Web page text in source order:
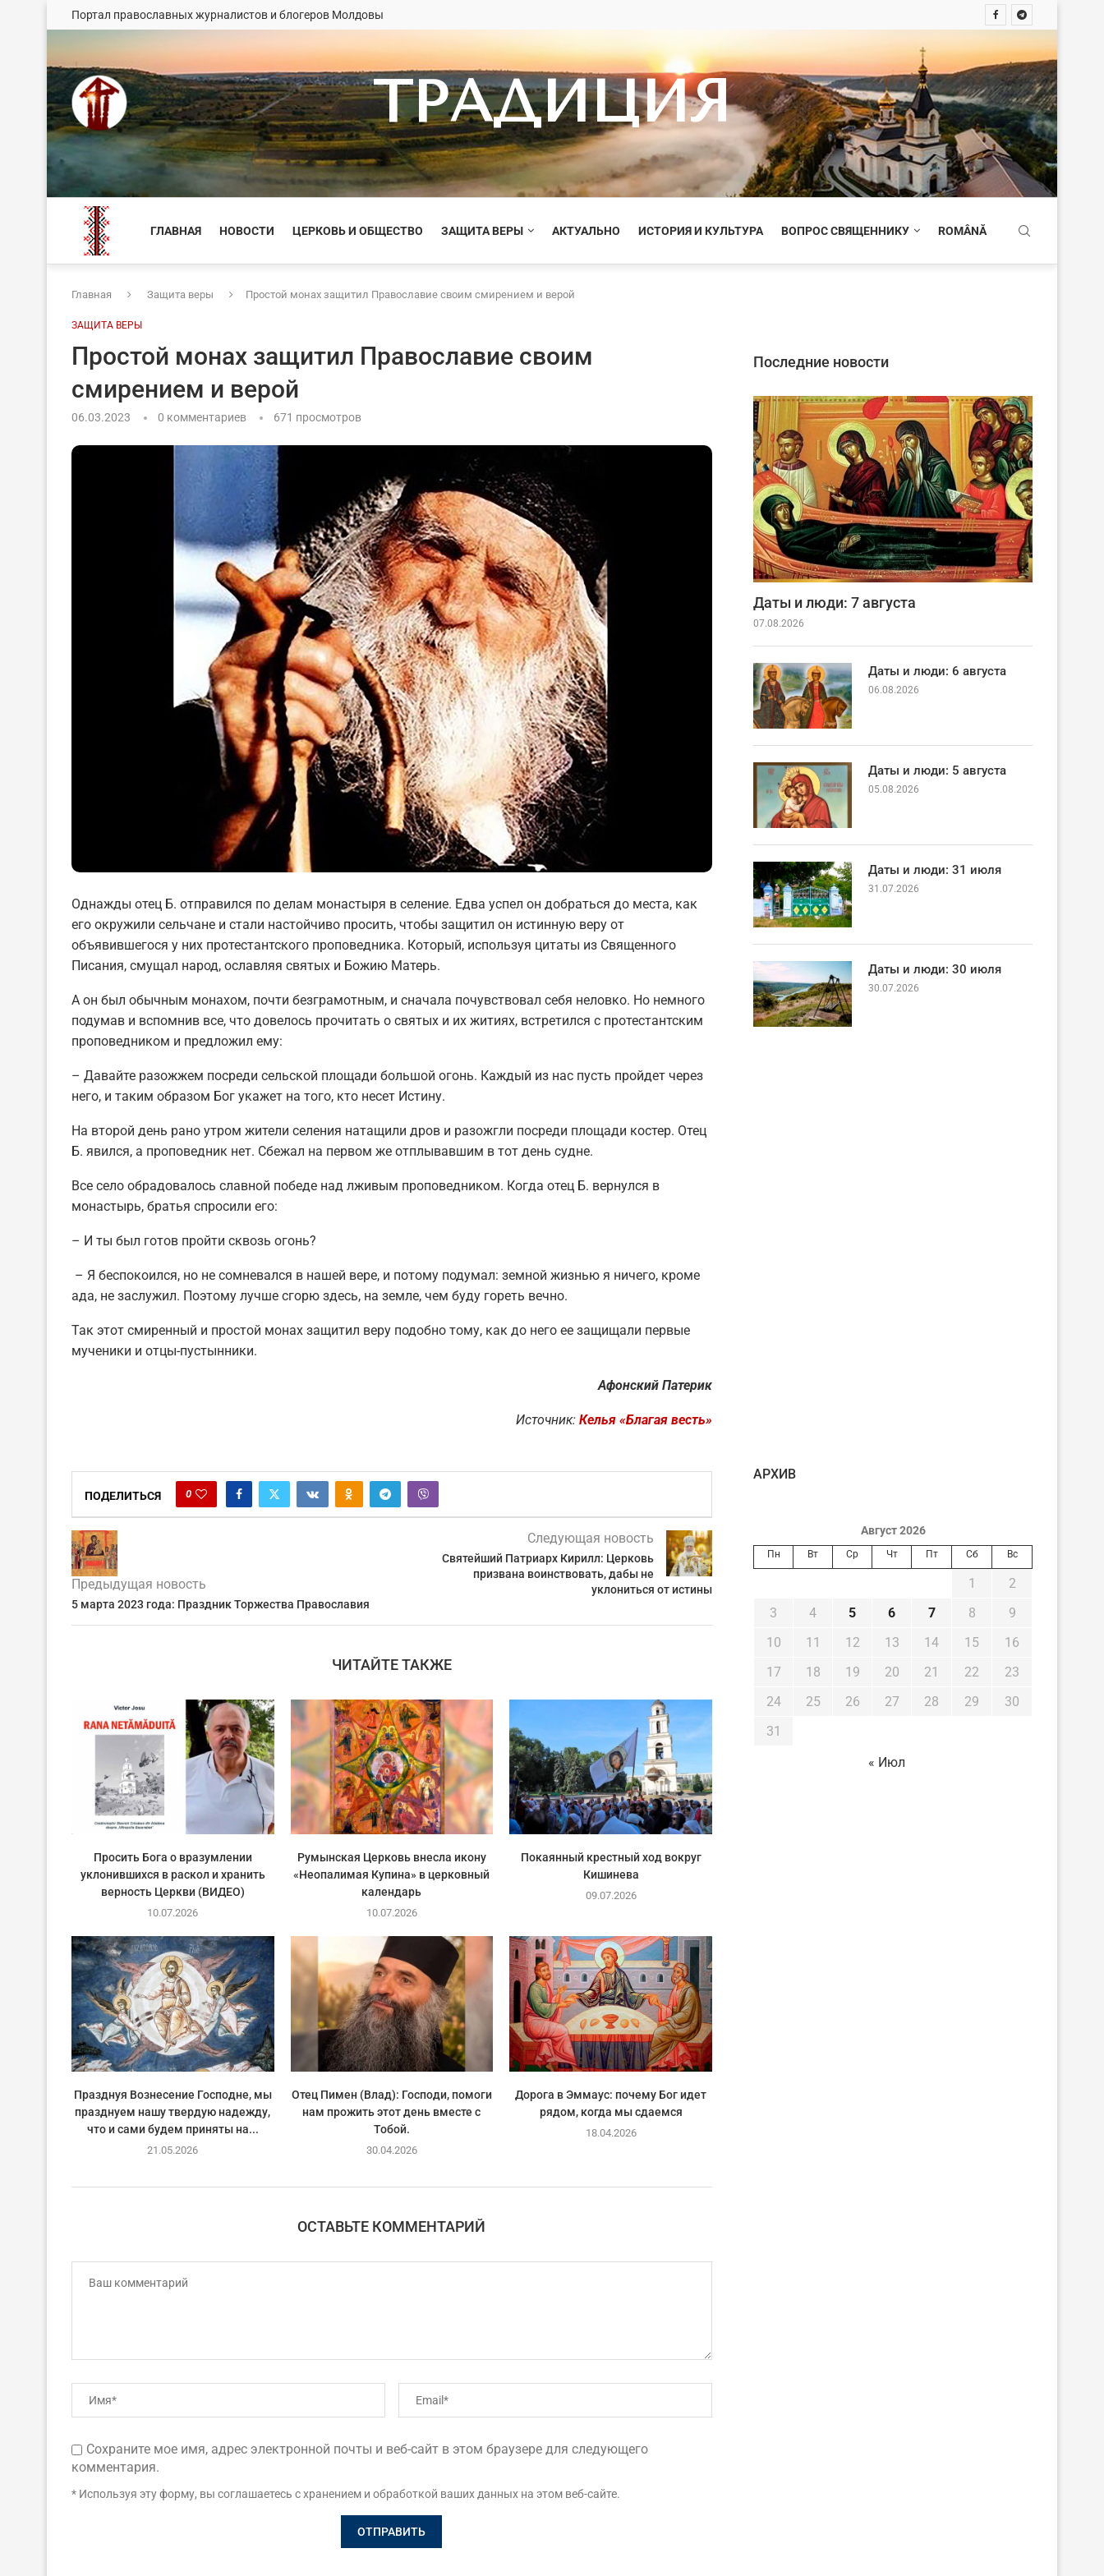
Портал православных журналистов и блогеров Молдовы
ТРАДИЦИЯ
ГЛАВНАЯ НОВОСТИ ЦЕРКОВЬ И ОБЩЕСТВО ЗАЩИТА ВЕРЫ АКТУАЛЬНО ИСТОРИЯ И КУЛЬТУРА ВОПРОС СВЯЩЕННИКУ ROMÂNĂ
Главная Защита веры Простой монах защитил Православие своим смирением и верой
ЗАЩИТА ВЕРЫ
Простой монах защитил Православие своим
смирением и верой
06.03.2023 0 комментариев 671 просмотров
Однажды отец Б. отправился по делам монастыря в селение. Едва успел он добраться до места, как
его окружили сельчане и стали настойчиво просить, чтобы защитил он истинную веру от
объявившегося у них протестантского проповедника. Который, используя цитаты из Священного
Писания, смущал народ, ославляя святых и Божию Матерь.
А он был обычным монахом, почти безграмотным, и сначала почувствовал себя неловко. Но немного
подумав и вспомнив все, что довелось прочитать о святых и их житиях, встретился с протестантским
проповедником и предложил ему:
– Давайте разожжем посреди сельской площади большой огонь. Каждый из нас пусть пройдет через
него, и таким образом Бог укажет на того, кто несет Истину.
На второй день рано утром жители селения натащили дров и разожгли посреди площади костер. Отец
Б. явился, а проповедник нет. Сбежал на первом же отплывавшим в тот день судне.
Все село обрадовалось славной победе над лживым проповедником. Когда отец Б. вернулся в
монастырь, братья спросили его:
– И ты был готов пройти сквозь огонь?
– Я беспокоился, но не сомневался в нашей вере, и потому подумал: земной жизнью я ничего, кроме
ада, не заслужил. Поэтому лучше сгорю здесь, на земле, чем буду гореть вечно.
Так этот смиренный и простой монах защитил веру подобно тому, как до него ее защищали первые
мученики и отцы-пустынники.
Афонский Патерик
Источник: Келья «Благая весть»
ПОДЕЛИТЬСЯ 0
Предыдущая новость
5 марта 2023 года: Праздник Торжества Православия
Следующая новость
Святейший Патриарх Кирилл: Церковь
призвана воинствовать, дабы не
уклониться от истины
ЧИТАЙТЕ ТАКЖЕ
Просить Бога о вразумлении
уклонившихся в раскол и хранить
верность Церкви (ВИДЕО)
10.07.2026
Румынская Церковь внесла икону
«Неопалимая Купина» в церковный
календарь
10.07.2026
Покаянный крестный ход вокруг
Кишинева
09.07.2026
Празднуя Вознесение Господне, мы
празднуем нашу твердую надежду,
что и сами будем приняты на...
21.05.2026
Отец Пимен (Влад): Господи, помоги
нам прожить этот день вместе с
Тобой.
30.04.2026
Дорога в Эммаус: почему Бог идет
рядом, когда мы сдаемся
18.04.2026
ОСТАВЬТЕ КОММЕНТАРИЙ
Сохраните мое имя, адрес электронной почты и веб-сайт в этом браузере для следующего
комментария.
* Используя эту форму, вы соглашаетесь с хранением и обработкой ваших данных на этом веб-сайте.
Последние новости
Даты и люди: 7 августа
07.08.2026
Даты и люди: 6 августа
06.08.2026
Даты и люди: 5 августа
05.08.2026
Даты и люди: 31 июля
31.07.2026
Даты и люди: 30 июля
30.07.2026
AРХИВ
Август 2026
Пн Вт Ср Чт Пт Сб Вс
1
2
3
4 5 6 7 8
9
10
11 12 13 14 15
16
17
18 19 20 21 22
23
24
25 26 27 28 29
30
31
« Июл